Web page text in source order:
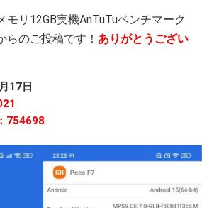
リ12GB実機AnTuTuベンチマーク
らのご投稿です！ ありがとうござい
月17日
754698